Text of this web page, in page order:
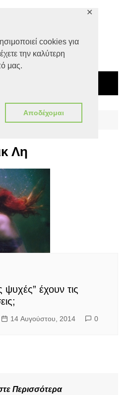
cookies για
την καλύτερη
μας.
Αποδέχομαι
✕
Λη
ψυχές” έχουν τις
14 Αυγούστου, 2014 0
Περισσότερα